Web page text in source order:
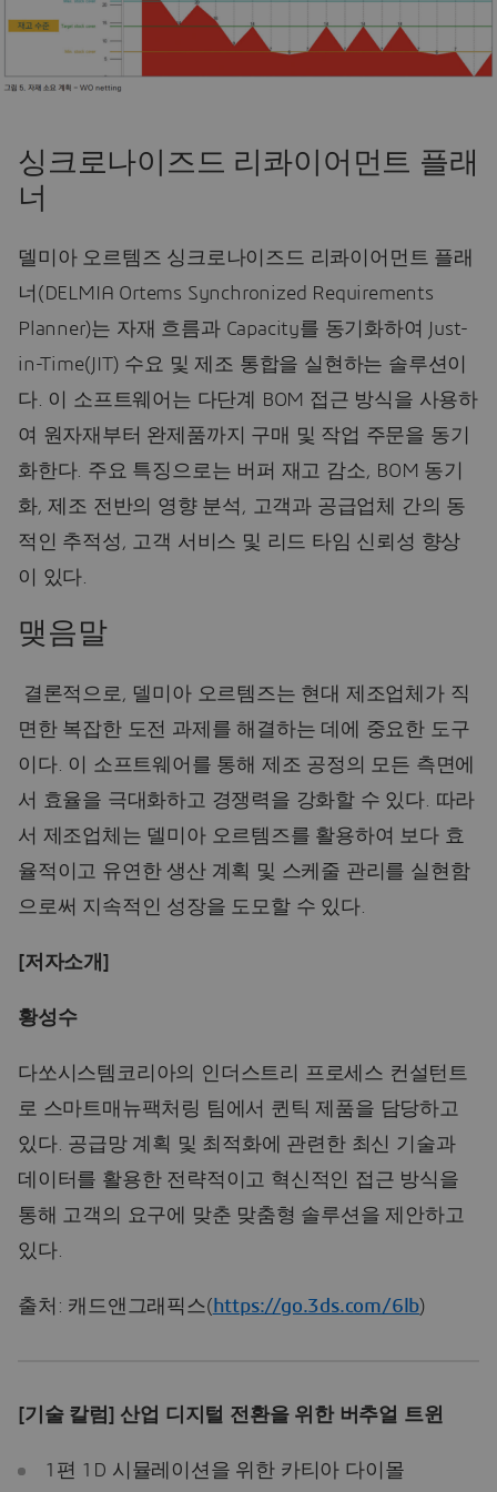
싱크로나이즈드 리콰이어먼트 플래
너
델미아 오르템즈 싱크로나이즈드 리콰이어먼트 플래
너(DELMIA Ortems Synchronized Requirements
Planner)는 자재 흐름과 Capacity를 동기화하여 Just-
in-Time(JIT) 수요 및 제조 통합을 실현하는 솔루션이
다. 이 소프트웨어는 다단계 BOM 접근 방식을 사용하
여 원자재부터 완제품까지 구매 및 작업 주문을 동기
화한다. 주요 특징으로는 버퍼 재고 감소, BOM 동기
화, 제조 전반의 영향 분석, 고객과 공급업체 간의 동
적인 추적성, 고객 서비스 및 리드 타임 신뢰성 향상
이 있다.
맺음말
결론적으로, 델미아 오르템즈는 현대 제조업체가 직
면한 복잡한 도전 과제를 해결하는 데에 중요한 도구
이다. 이 소프트웨어를 통해 제조 공정의 모든 측면에
서 효율을 극대화하고 경쟁력을 강화할 수 있다. 따라
서 제조업체는 델미아 오르템즈를 활용하여 보다 효
율적이고 유연한 생산 계획 및 스케줄 관리를 실현함
으로써 지속적인 성장을 도모할 수 있다.
[저자소개]
황성수
다쏘시스템코리아의 인더스트리 프로세스 컨설턴트
로 스마트매뉴팩처링 팀에서 퀸틱 제품을 담당하고
있다. 공급망 계획 및 최적화에 관련한 최신 기술과
데이터를 활용한 전략적이고 혁신적인 접근 방식을
통해 고객의 요구에 맞춘 맞춤형 솔루션을 제안하고
있다.
출처: 캐드앤그래픽스( https://go.3ds.com/6lb)
[기술 칼럼] 산업 디지털 전환을 위한 버추얼 트윈
1편 1D 시뮬레이션을 위한 카티아 다이몰